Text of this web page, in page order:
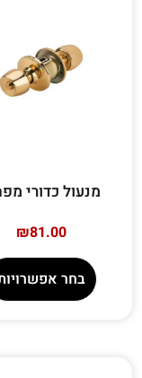
מנעול כדורי
₪81.00
בחר